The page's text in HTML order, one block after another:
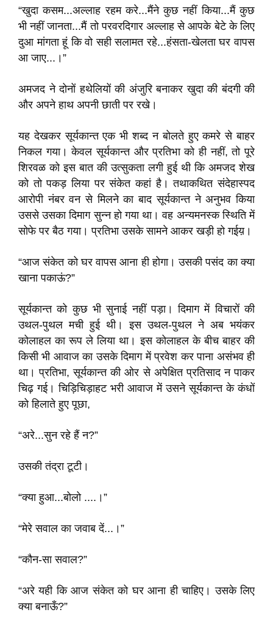
“खुदा कसम...अल्लाह रहम करे...मैंने कुछ नहीं किया...मैं कुछ
भी नहीं जानता...मैं तो परवरदिगार अल्लाह से आपके बेटे के लिए
दुआ मांगता हूं कि वो सही सलामत रहे...हंसता-खेलता घर वापस
आ जाए...।”
अमजद ने दोनों हथेलियों की अंजुरि बनाकर खुदा की बंदगी की
और अपने हाथ अपनी छाती पर रखे।
यह देखकर सूर्यकान्त एक भी शब्द न बोलते हुए कमरे से बाहर
निकल गया। केवल सूर्यकान्त और प्रतिभा को ही नहीं, तो पूरे
शिरवळ को इस बात की उत्सुकता लगी हुई थी कि अमजद शेख
को तो पकड़ लिया पर संकेत कहां है। तथाकथित संदेहास्पद
आरोपी नंबर वन से मिलने का बाद सूर्यकान्त ने अनुभव किया
उससे उसका दिमाग सुन्न हो गया था। वह अन्यमनस्क स्थिति में
सोफे पर बैठ गया। प्रतिभा उसके सामने आकर खड़ी हो गईय़।
“आज संकेत को घर वापस आना ही होगा। उसकी पसंद का क्या
खाना पकाऊं?”
सूर्यकान्त को कुछ भी सुनाई नहीं पड़ा। दिमाग में विचारों की
उथल-पुथल मची हुई थी। इस उथल-पुथल ने अब भयंकर
कोलाहल का रूप ले लिया था। इस कोलाहल के बीच बाहर की
किसी भी आवाज का उसके दिमाग में प्रवेश कर पाना असंभव ही
था। प्रतिभा, सूर्यकान्त की ओर से अपेक्षित प्रतिसाद न पाकर
चिढ़ गई। चिड़िचिड़ाहट भरी आवाज में उसने सूर्यकान्त के कंधों
को हिलाते हुए पूछा,
“अरे...सुन रहे हैं न?”
उसकी तंद्रा टूटी।
“क्या हुआ...बोलो ....।”
“मेरे सवाल का जवाब दें...।”
“कौन-सा सवाल?”
“अरे यही कि आज संकेत को घर आना ही चाहिए। उसके लिए
क्या बनाऊँ?”